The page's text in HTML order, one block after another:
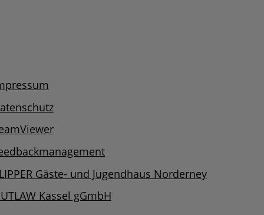
Gäste- und Jugendhaus Norderney
Kassel gGmbH